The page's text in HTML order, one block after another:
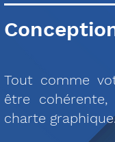
Tout comme
être
charte